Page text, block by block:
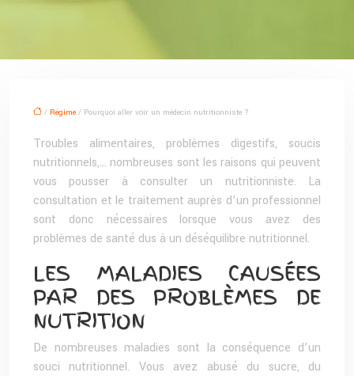
/ Régime / Pourquoi aller voir un médecin nutritionniste ?
Troubles alimentaires, problèmes digestifs, soucis
nutritionnels,… nombreuses sont les raisons qui peuvent
vous pousser à consulter un nutritionniste. La
consultation et le traitement auprès d’un professionnel
sont donc nécessaires lorsque vous avez des
problèmes de santé dus à un déséquilibre nutritionnel.
LES MALADIES CAUSÉES
PAR DES PROBLÈMES DE
NUTRITION
De nombreuses maladies sont la conséquence d’un
souci nutritionnel. Vous avez abusé du sucre, du